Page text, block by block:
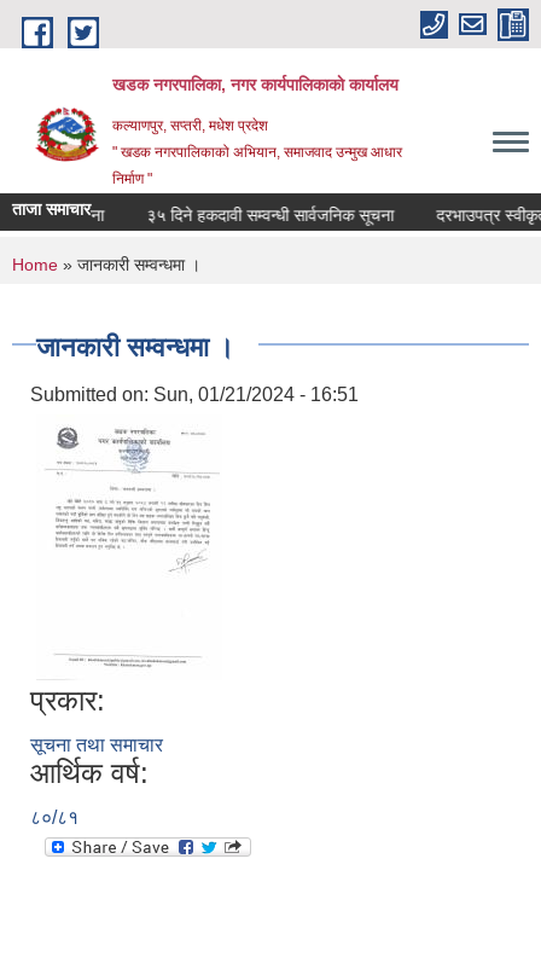
Skip to main content
खडक नगरपालिका, नगर कार्यपालिकाकाे कार्यालय
कल्याणपुर, सप्तरी, मधेश प्रदेश
" खडक नगरपालिकाको अभियान, समाजवाद उन्मुख आधार
निर्माण "
ताजा समाचार
सूचना ३५ दिने हकदावी सम्वन्धी सार्वजनिक सूचना दरभाउपत्र स्वीकृत
You are here
Home » जानकारी सम्वन्धमा ।
जानकारी सम्वन्धमा ।
Submitted on: Sun, 01/21/2024 - 16:51
प्रकार:
सूचना तथा समाचार
आर्थिक वर्ष:
८०/८१